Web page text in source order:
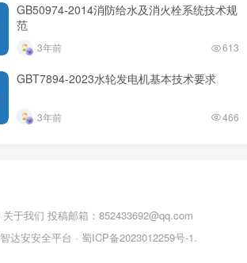
GB50974-2014消防给水及消火栓系统技术规
范
3年前 613
GBT7894-2023水轮发电机基本技术要求
3年前 466
关于我们 投稿邮箱：852433692@qq.com
智达安安全平台 · 蜀ICP备2023012259号-1.